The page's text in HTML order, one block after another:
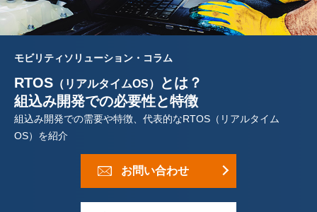
在
位
置
を
表
示
モビリティソリューション・コラム
RTOS （リアルタイムOS）
とは？
組込み開発での必要性と特徴
組込み開発での需要や特徴、代表的なRTOS（リアルタイム
OS）を紹介
お問い合わせ